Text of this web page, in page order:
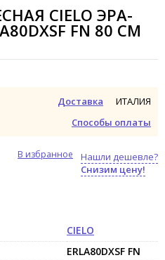
CIELO ЭРА-
FN 80 СМ
Доставка
Способы оплаты
ИТАЛИЯ
Нашли дешевле?
Снизим цену!
В избранное
CIELO
ERLA80DXSF FN